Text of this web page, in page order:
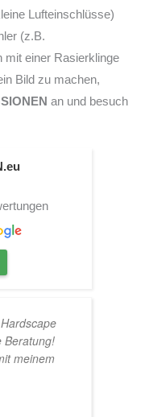
Lufteinschlüsse)
(z.B.
mit einer Rasierklinge
Bild zu machen,
an und besuch
Beratung!
meinem